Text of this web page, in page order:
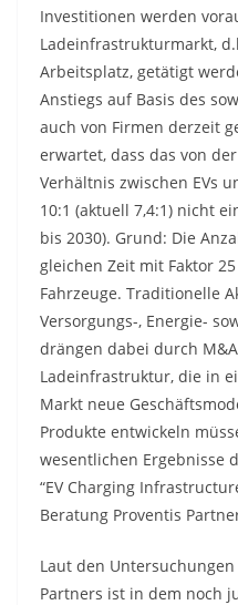
Investitionen werden
Ladeinfrastrukturmarkt,
Arbeitsplatz, getätigt
Anstiegs auf Basis des
auch von Firmen derzeit
erwartet, dass das von
Verhältnis zwischen EVs
10:1 (aktuell 7,4:1) nicht
bis 2030). Grund: Die
gleichen Zeit mit Faktor
Fahrzeuge. Traditionelle
Versorgungs-, Energie-
drängen dabei durch
Ladeinfrastruktur, die in
Markt neue
Produkte entwickeln
wesentlichen Ergebnisse
“EV Charging
Beratung Proventis
Laut den
Partners ist in dem noch